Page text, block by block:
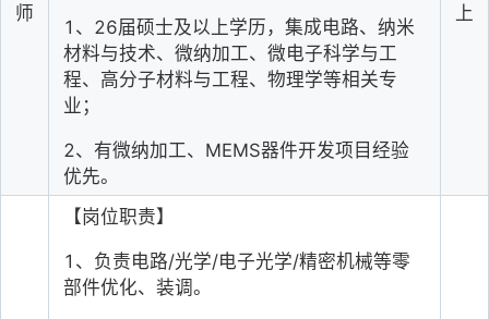
师
1 、26届硕士及以上学历，集成电路、纳米
材料与技术、微纳加工、微电子科学与工
程、高分子材料与工程、物理学等相关专
业；
2、有微纳加工、MEMS器件开发项目经验
优先。
上
【岗位职责】
1 、负责电路/光学/电子光学/精密机械等零
部件优化、装调。